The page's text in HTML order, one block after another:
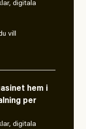
digitala
vill
hem i
per
digitala